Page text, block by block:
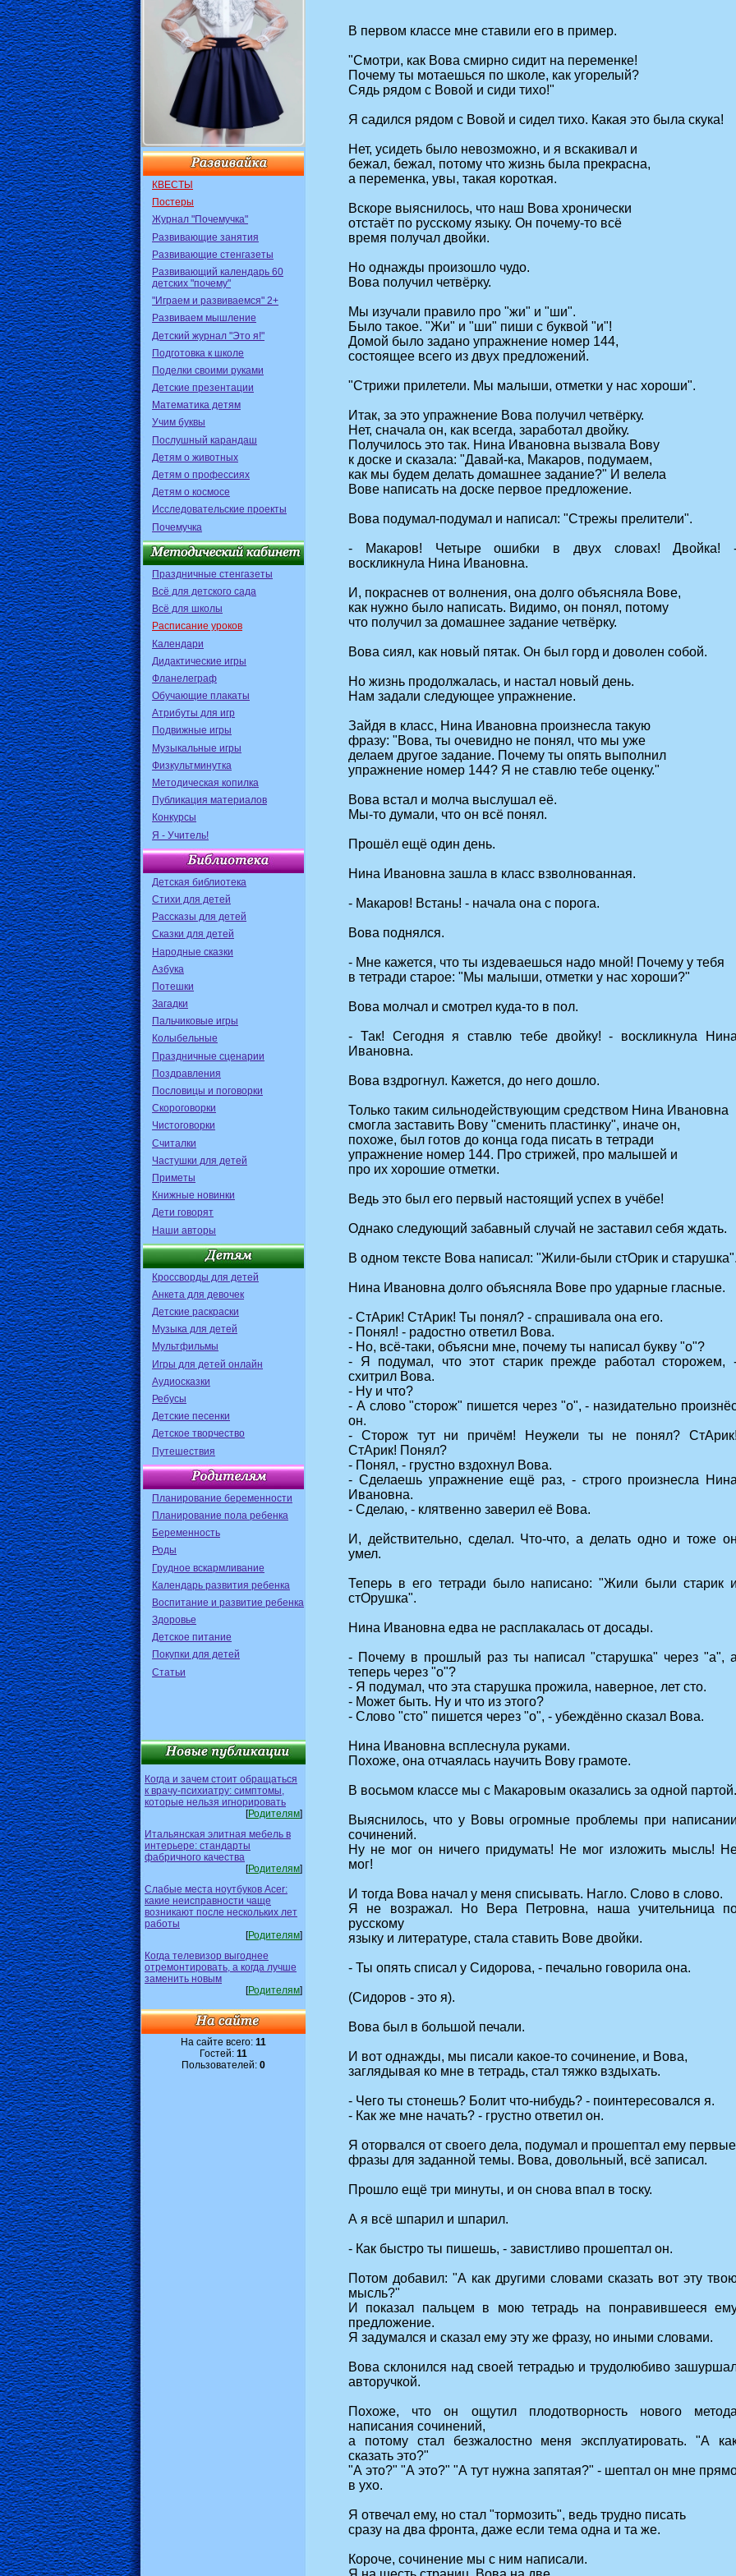
КВЕСТЫ
Постеры
Журнал "Почемучка"
Развивающие занятия
Развивающие стенгазеты
Развивающий календарь 60
детских "почему"
"Играем и развиваемся" 2+
Развиваем мышление
Детский журнал "Это я!"
Подготовка к школе
Поделки своими руками
Детские презентации
Математика детям
Учим буквы
Послушный карандаш
Детям о животных
Детям о профессиях
Детям о космосе
Исследовательские проекты
Почемучка
Праздничные стенгазеты
Всё для детского сада
Всё для школы
Расписание уроков
Календари
Дидактические игры
Фланелеграф
Обучающие плакаты
Атрибуты для игр
Подвижные игры
Музыкальные игры
Физкультминутка
Методическая копилка
Публикация материалов
Конкурсы
Я - Учитель!
Детская библиотека
Стихи для детей
Рассказы для детей
Сказки для детей
Народные сказки
Азбука
Потешки
Загадки
Пальчиковые игры
Колыбельные
Праздничные сценарии
Поздравления
Пословицы и поговорки
Скороговорки
Чистоговорки
Считалки
Частушки для детей
Приметы
Книжные новинки
Дети говорят
Наши авторы
Кроссворды для детей
Анкета для девочек
Детские раскраски
Музыка для детей
Мультфильмы
Игры для детей онлайн
Аудиосказки
Ребусы
Детские песенки
Детское творчество
Путешествия
Планирование беременности
Планирование пола ребенка
Беременность
Роды
Грудное вскармливание
Календарь развития ребенка
Воспитание и развитие ребенка
Здоровье
Детское питание
Покупки для детей
Статьи
Когда и зачем стоит обращаться
к врачу-психиатру: симптомы,
которые нельзя игнорировать
[Родителям]
Итальянская элитная мебель в
интерьере: стандарты
фабричного качества
[Родителям]
Слабые места ноутбуков Acer:
какие неисправности чаще
возникают после нескольких лет
работы
[Родителям]
Когда телевизор выгоднее
отремонтировать, а когда лучше
заменить новым
[Родителям]
На сайте всего: 11
Гостей: 11
Пользователей: 0
В первом классе мне ставили его в пример.
"Смотри, как Вова смирно сидит на переменке!
Почему ты мотаешься по школе, как угорелый?
Сядь рядом с Вовой и сиди тихо!"
Я садился рядом с Вовой и сидел тихо. Какая это была скука!
Нет, усидеть было невозможно, и я вскакивал и
бежал, бежал, потому что жизнь была прекрасна,
а переменка, увы, такая короткая.
Вскоре выяснилось, что наш Вова хронически
отстаёт по русскому языку. Он почему-то всё
время получал двойки.
Но однажды произошло чудо.
Вова получил четвёрку.
Мы изучали правило про "жи" и "ши".
Было такое. "Жи" и "ши" пиши с буквой "и"!
Домой было задано упражнение номер 144,
состоящее всего из двух предложений.
"Стрижи прилетели. Мы малыши, отметки у нас хороши".
Итак, за это упражнение Вова получил четвёрку.
Нет, сначала он, как всегда, заработал двойку.
Получилось это так. Нина Ивановна вызвала Вову
к доске и сказала: "Давай-ка, Макаров, подумаем,
как мы будем делать домашнее задание?" И велела
Вове написать на доске первое предложение.
Вова подумал-подумал и написал: "Стрежы прелители".
- Макаров! Четыре ошибки в двух словах! Двойка!
воскликнула Нина Ивановна.
И, покраснев от волнения, она долго объясняла Вове,
как нужно было написать. Видимо, он понял, потому
что получил за домашнее задание четвёрку.
Вова сиял, как новый пятак. Он был горд и доволен собой.
Но жизнь продолжалась, и настал новый день.
Нам задали следующее упражнение.
Зайдя в класс, Нина Ивановна произнесла такую
фразу: "Вова, ты очевидно не понял, что мы уже
делаем другое задание. Почему ты опять выполнил
упражнение номер 144? Я не ставлю тебе оценку."
Вова встал и молча выслушал её.
Мы-то думали, что он всё понял.
Прошёл ещё один день.
Нина Ивановна зашла в класс взволнованная.
- Макаров! Встань! - начала она с порога.
Вова поднялся.
- Мне кажется, что ты издеваешься надо мной! Почему у тебя
в тетради старое: "Мы малыши, отметки у нас хороши?"
Вова молчал и смотрел куда-то в пол.
- Так! Сегодня я ставлю тебе двойку! - воскликнула
Ивановна.
Вова вздрогнул. Кажется, до него дошло.
Только таким сильнодействующим средством Нина Ивановна
смогла заставить Вову "сменить пластинку", иначе он,
похоже, был готов до конца года писать в тетради
упражнение номер 144. Про стрижей, про малышей и
про их хорошие отметки.
Ведь это был его первый настоящий успех в учёбе!
Однако следующий забавный случай не заставил себя ждать.
В одном тексте Вова написал: "Жили-были стОрик и
Нина Ивановна долго объясняла Вове про ударные гласные.
- СтАрик! СтАрик! Ты понял? - спрашивала она его.
- Понял! - радостно ответил Вова.
- Но, всё-таки, объясни мне, почему ты написал букву "о"?
- Я подумал, что этот старик прежде работал сторожем,
схитрил Вова.
- Ну и что?
- А слово "сторож" пишется через "о", - назидательно
он.
- Сторож тут ни причём! Неужели ты не понял?
СтАрик! Понял?
- Понял, - грустно вздохнул Вова.
- Сделаешь упражнение ещё раз, - строго произнесла
Ивановна.
- Сделаю, - клятвенно заверил её Вова.
И, действительно, сделал. Что-что, а делать одно и тоже
умел.
Теперь в его тетради было написано: "Жили были старик
стОрушка".
Нина Ивановна едва не расплакалась от досады.
- Почему в прошлый раз ты написал "старушка" через "а",
теперь через "о"?
- Я подумал, что эта старушка прожила, наверное, лет сто.
- Может быть. Ну и что из этого?
- Слово "сто" пишется через "о", - убеждённо сказал Вова.
Нина Ивановна всплеснула руками.
Похоже, она отчаялась научить Вову грамоте.
В восьмом классе мы с Макаровым оказались за одной партой.
Выяснилось, что у Вовы огромные проблемы при
сочинений.
Ну не мог он ничего придумать! Не мог изложить мысль!
мог!
И тогда Вова начал у меня списывать. Нагло. Слово в слово.
Я не возражал. Но Вера Петровна, наша учительница
русскому
языку и литературе, стала ставить Вове двойки.
- Ты опять списал у Сидорова, - печально говорила она.
(Сидоров - это я).
Вова был в большой печали.
И вот однажды, мы писали какое-то сочинение, и Вова,
заглядывая ко мне в тетрадь, стал тяжко вздыхать.
- Чего ты стонешь? Болит что-нибудь? - поинтересовался я.
- Как же мне начать? - грустно ответил он.
Я оторвался от своего дела, подумал и прошептал ему первые
фразы для заданной темы. Вова, довольный, всё записал.
Прошло ещё три минуты, и он снова впал в тоску.
А я всё шпарил и шпарил.
- Как быстро ты пишешь, - завистливо прошептал он.
Потом добавил: "А как другими словами сказать вот эту
мысль?"
И показал пальцем в мою тетрадь на понравившееся
предложение.
Я задумался и сказал ему эту же фразу, но иными словами.
Вова склонился над своей тетрадью и трудолюбиво
авторучкой.
Похоже, что он ощутил плодотворность нового
написания сочинений,
а потому стал безжалостно меня эксплуатировать. "А
сказать это?"
"А это?" "А это?" "А тут нужна запятая?" - шептал он мне
в ухо.
Я отвечал ему, но стал "тормозить", ведь трудно писать
сразу на два фронта, даже если тема одна и та же.
Короче, сочинение мы с ним написали.